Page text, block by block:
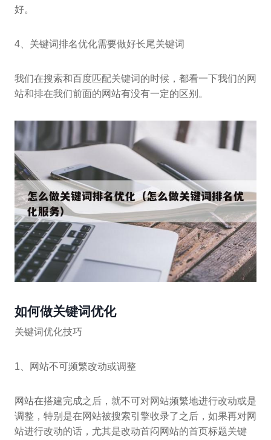
好。
4、关键词排名优化需要做好长尾关键词
我们在搜索和百度匹配关键词的时候，都看一下我们的网
站和排在我们前面的网站有没有一定的区别。
如何做关键词优化
关键词优化技巧
1、网站不可频繁改动或调整
网站在搭建完成之后，就不可对网站频繁地进行改动或是
调整，特别是在网站被搜索引擎收录了之后，如果再对网
站进行改动的话，尤其是改动首闷网站的首页标题关键